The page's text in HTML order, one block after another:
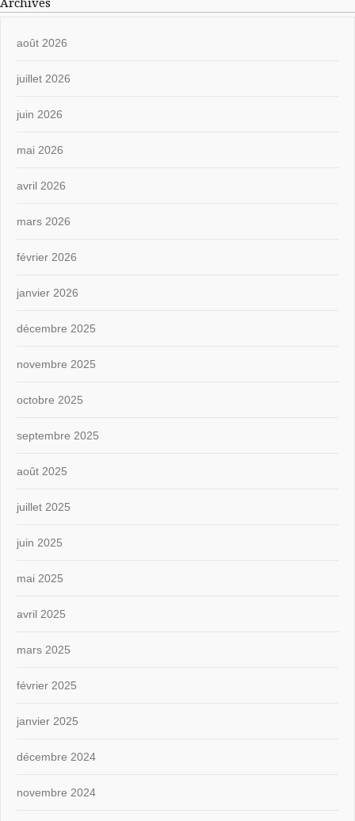
août 2026
juillet 2026
juin 2026
mai 2026
avril 2026
mars 2026
février 2026
janvier 2026
décembre 2025
novembre 2025
octobre 2025
septembre 2025
août 2025
juillet 2025
juin 2025
mai 2025
avril 2025
mars 2025
février 2025
janvier 2025
décembre 2024
novembre 2024